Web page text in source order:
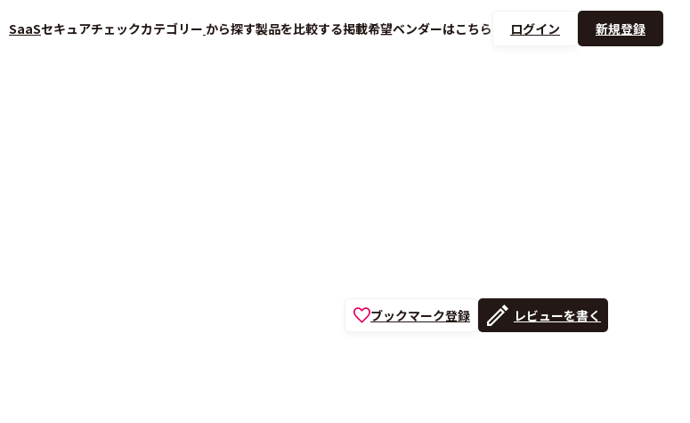
SaaSセキュアチェックカテゴリー から探す製品を比較する掲載希望ベンダーはこちら ログイン 新規登録
ブックマーク登録 レビューを書く